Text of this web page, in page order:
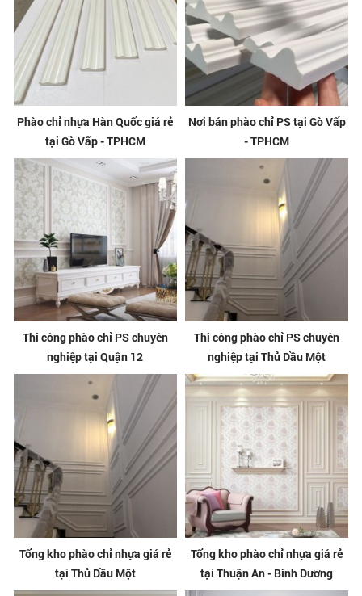
Phào chỉ nhựa Hàn Quốc giá rẻ
tại Gò Vấp - TPHCM
Nơi bán phào chỉ PS tại Gò Vấp
- TPHCM
Thi công phào chỉ PS chuyên
nghiệp tại Quận 12
Thi công phào chỉ PS chuyên
nghiệp tại Thủ Dầu Một
Tổng kho phào chỉ nhựa giá rẻ
tại Thủ Dầu Một
Tổng kho phào chỉ nhựa giá rẻ
tại Thuận An - Bình Dương